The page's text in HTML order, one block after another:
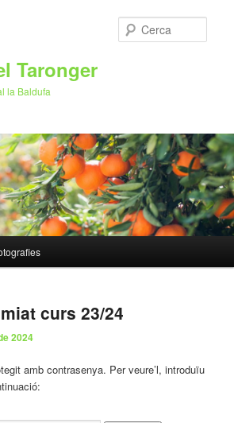
Taronger
la Baldufa
curs 23/24
2024
amb contrasenya. Per veure’l, introduïu